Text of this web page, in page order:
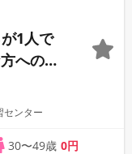
1人で
への婚
ンター
30〜49歳 0円